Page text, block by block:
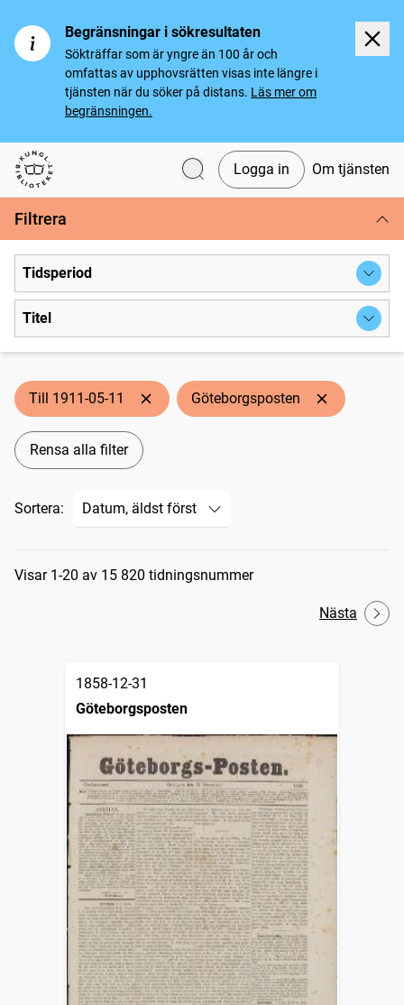
Begränsningar i sökresultaten
Sökträffar som är yngre än 100 år och
omfattas av upphovsrätten visas inte längre i
tjänsten när du söker på distans. Läs mer om
begränsningen.
Svenska tidningar
Logga in Om tjänsten
Filtrera
Tidsperiod
Titel
Till 1911-05-11 Göteborgsposten
Rensa alla filter
Sortera:
Sökresultat
Visar 1-20 av 15 820 tidningsnummer
Nästa
1858-12-31
Göteborgsposten